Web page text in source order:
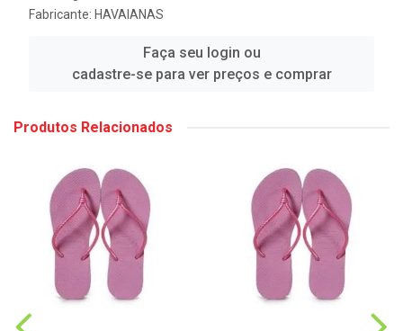
Fabricante: HAVAIANAS
Faça seu login ou
cadastre-se para ver preços e comprar
Produtos Relacionados